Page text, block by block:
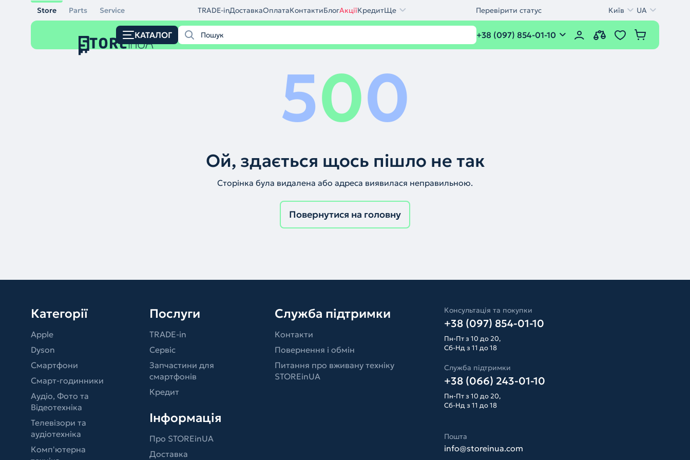
Store Parts Service TRADE-inДоставкаОплатаКонтактиБлогАкціїКредитЩе Перевірити статус Київ UA
КАТАЛОГ +38 (097) 854-01-10
500
Ой, здається щось пішло не так
Сторінка була видалена або адреса виявилася неправильною.
Повернутися на головну
Категорії
Apple
Dyson
Смартфони
Смарт-годинники
Аудіо, Фото та
Відеотехніка
Телевізори та
аудіотехніка
Комп'ютерна
Послуги
TRADE-in
Сервіс
Запчастини для
смартфонів
Кредит
Інформація
Про STOREinUA
Доставка
Служба підтримки
Контакти
Повернення і обмін
Питання про вживану техніку
STOREinUA
Консультація та покупки
+38 (097) 854-01-10
Пн-Пт з 10 до 20,
Сб-Нд з 11 до 18
Служба підтримки
+38 (066) 243-01-10
Пн-Пт з 10 до 20,
Сб-Нд з 11 до 18
Пошта
info@storeinua.com